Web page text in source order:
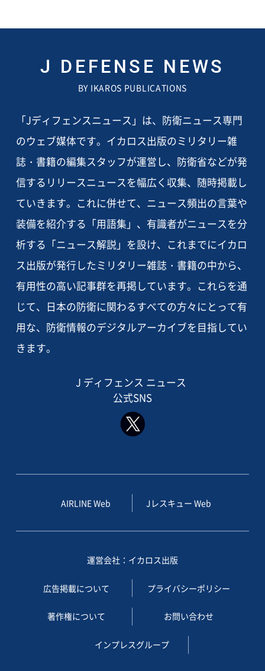
J DEFENSE NEWS
BY IKAROS PUBLICATIONS
「Jディフェンスニュース」は、防衛ニュース専門
のウェブ媒体です。イカロス出版のミリタリー雑
誌・書籍の編集スタッフが運営し、防衛省などが発
信するリリースニュースを幅広く収集、随時掲載し
ていきます。これに併せて、ニュース頻出の言葉や
装備を紹介する「用語集」、有識者がニュースを分
析する「ニュース解説」を設け、これまでにイカロ
ス出版が発行したミリタリー雑誌・書籍の中から、
有用性の高い記事群を再掲しています。これらを通
じて、日本の防衛に関わるすべての方々にとって有
用な、防衛情報のデジタルアーカイブを目指してい
きます。
J ディフェンス ニュース
公式SNS
AIRLINE Web Jレスキュー Web
運営会社：イカロス出版
広告掲載について プライバシーポリシー
著作権について お問い合わせ
インプレスグループ